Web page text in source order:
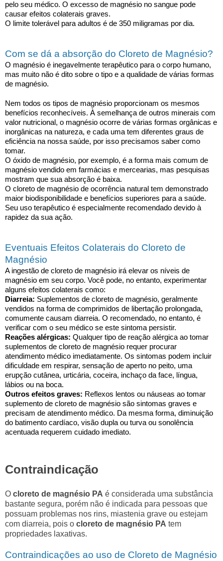
pelo seu médico. O excesso de magnésio no sangue pode
causar efeitos colaterais graves.
O limite tolerável para adultos é de 350 miligramas por dia.
Com se dá a absorção do Cloreto de Magnésio?
O magnésio é inegavelmente terapêutico para o corpo humano,
mas muito não é dito sobre o tipo e a qualidade de várias formas
de magnésio.
Nem todos os tipos de magnésio proporcionam os mesmos
benefícios reconhecíveis. À semelhança de outros minerais com
valor nutricional, o magnésio ocorre de várias formas orgânicas e
inorgânicas na natureza, e cada uma tem diferentes graus de
eficiência na nossa saúde, por isso precisamos saber como
tomar.
O óxido de magnésio, por exemplo, é a forma mais comum de
magnésio vendido em farmácias e mercearias, mas pesquisas
mostram que sua absorção é baixa.
O cloreto de magnésio de ocorrência natural tem demonstrado
maior biodisponibilidade e benefícios superiores para a saúde.
Seu uso terapêutico é especialmente recomendado devido à
rapidez da sua ação.
Eventuais Efeitos Colaterais do Cloreto de
Magnésio
A ingestão de cloreto de magnésio irá elevar os níveis de
magnésio em seu corpo. Você pode, no entanto, experimentar
alguns efeitos colaterais como:
Diarreia: Suplementos de cloreto de magnésio, geralmente
vendidos na forma de comprimidos de libertação prolongada,
comumente causam diarreia. O recomendado, no entanto, é
verificar com o seu médico se este sintoma persistir.
Reações alérgicas: Qualquer tipo de reação alérgica ao tomar
suplementos de cloreto de magnésio requer procurar
atendimento médico imediatamente. Os sintomas podem incluir
dificuldade em respirar, sensação de aperto no peito, uma
erupção cutânea, urticária, coceira, inchaço da face, língua,
lábios ou na boca.
Outros efeitos graves: Reflexos lentos ou náuseas ao tomar
suplemento de cloreto de magnésio são sintomas graves e
precisam de atendimento médico. Da mesma forma, diminuição
do batimento cardíaco, visão dupla ou turva ou sonolência
acentuada requerem cuidado imediato.
Contraindicação
O cloreto de magnésio PA é considerada uma substância
bastante segura, porém não é indicada para pessoas que
possuam problemas nos rins, miastenia grave ou estejam
com diarreia, pois o cloreto de magnésio PA tem
propriedades laxativas.
Contraindicações ao uso de Cloreto de Magnésio